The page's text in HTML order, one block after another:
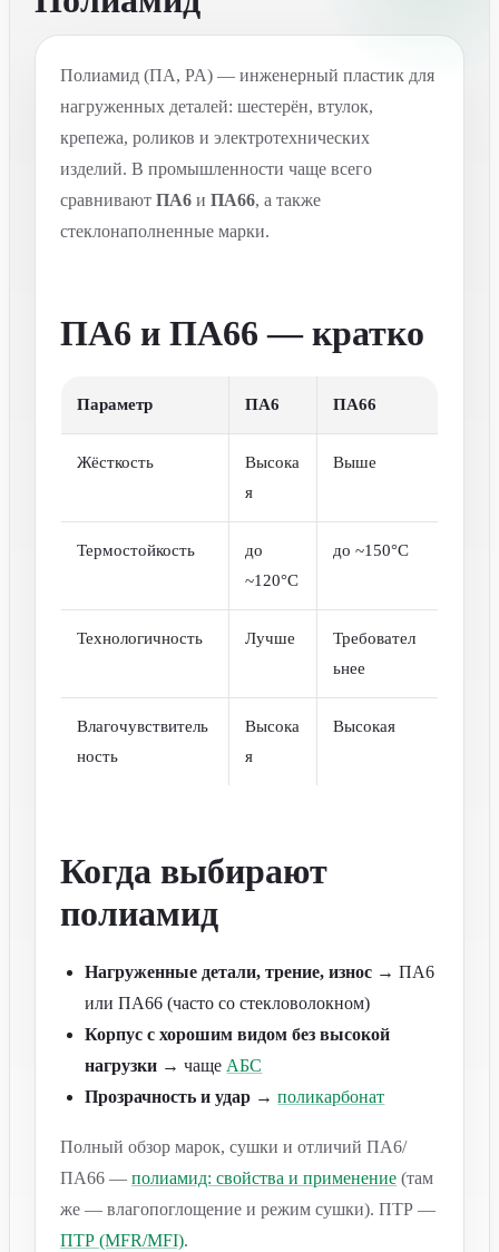
Полиамид (ПА, PA) — инженерный пластик для
нагруженных деталей: шестерён, втулок,
крепежа, роликов и электротехнических
изделий. В промышленности чаще всего
сравнивают ПА6 и ПА66, а также
стеклонаполненные марки.
ПА6 и ПА66 — кратко
Параметр ПА6 ПА66
Жёсткость
Высока
я
Выше
Термостойкость
до
~120°C
до ~150°C
Технологичность Лучше
Требовател
ьнее
Влагочувствитель
ность
Высока
я
Высокая
Когда выбирают
полиамид
Нагруженные детали, трение, износ → ПА6
или ПА66 (часто со стекловолокном)
Корпус с хорошим видом без высокой
нагрузки → чаще АБС
Прозрачность и удар →поликарбонат
Полный обзор марок, сушки и отличий ПА6/
ПА66 — полиамид: свойства и применение (там
же — влагопоглощение и режим сушки). ПТР —
ПТР (MFR/MFI).